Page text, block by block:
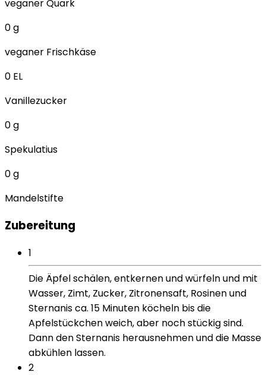
veganer Quark
0g
veganer Frischkäse
0 EL
Vanillezucker
0g
Spekulatius
0g
Mandelstifte
Zubereitung
1
Die Äpfel schälen, entkernen und würfeln und mit
Wasser, Zimt, Zucker, Zitronensaft, Rosinen und
Sternanis ca. 15 Minuten köcheln bis die
Apfelstückchen weich, aber noch stückig sind.
Dann den Sternanis herausnehmen und die Masse
abkühlen lassen.
2